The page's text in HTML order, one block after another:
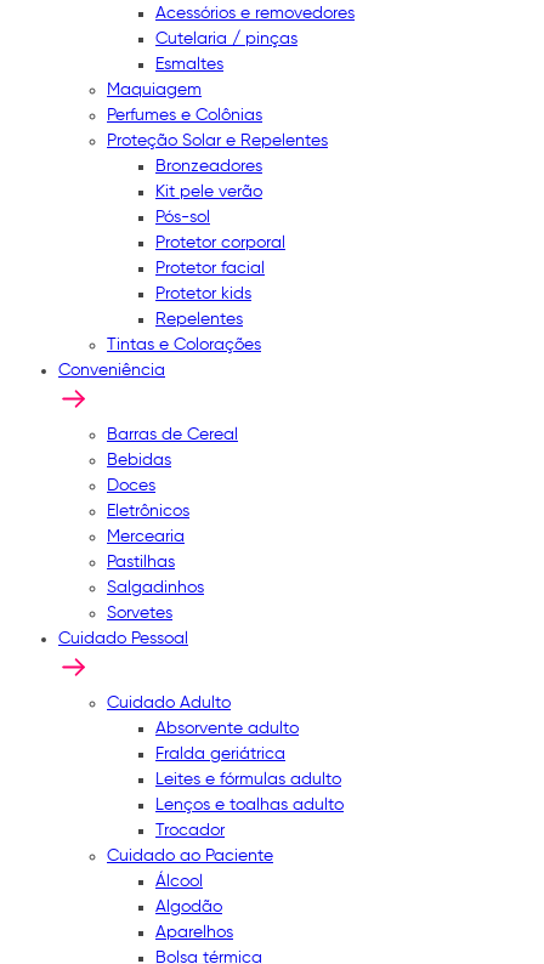
Acessórios e removedores
Cutelaria / pinças
Esmaltes
Maquiagem
Perfumes e Colônias
Proteção Solar e Repelentes
Bronzeadores
Kit pele verão
Pós-sol
Protetor corporal
Protetor facial
Protetor kids
Repelentes
Tintas e Colorações
Conveniência
Barras de Cereal
Bebidas
Doces
Eletrônicos
Mercearia
Pastilhas
Salgadinhos
Sorvetes
Cuidado Pessoal
Cuidado Adulto
Absorvente adulto
Fralda geriátrica
Leites e fórmulas adulto
Lenços e toalhas adulto
Trocador
Cuidado ao Paciente
Álcool
Algodão
Aparelhos
Bolsa térmica